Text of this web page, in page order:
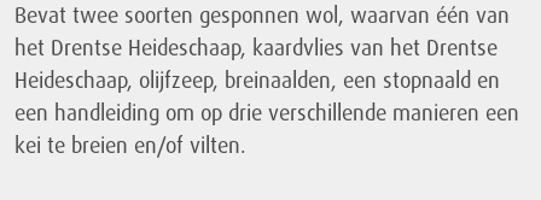
Bevat twee soorten gesponnen wol, waarvan één van
het Drentse Heideschaap, kaardvlies van het Drentse
Heideschaap, olijfzeep, breinaalden, een stopnaald en
een handleiding om op drie verschillende manieren een
kei te breien en/of vilten.